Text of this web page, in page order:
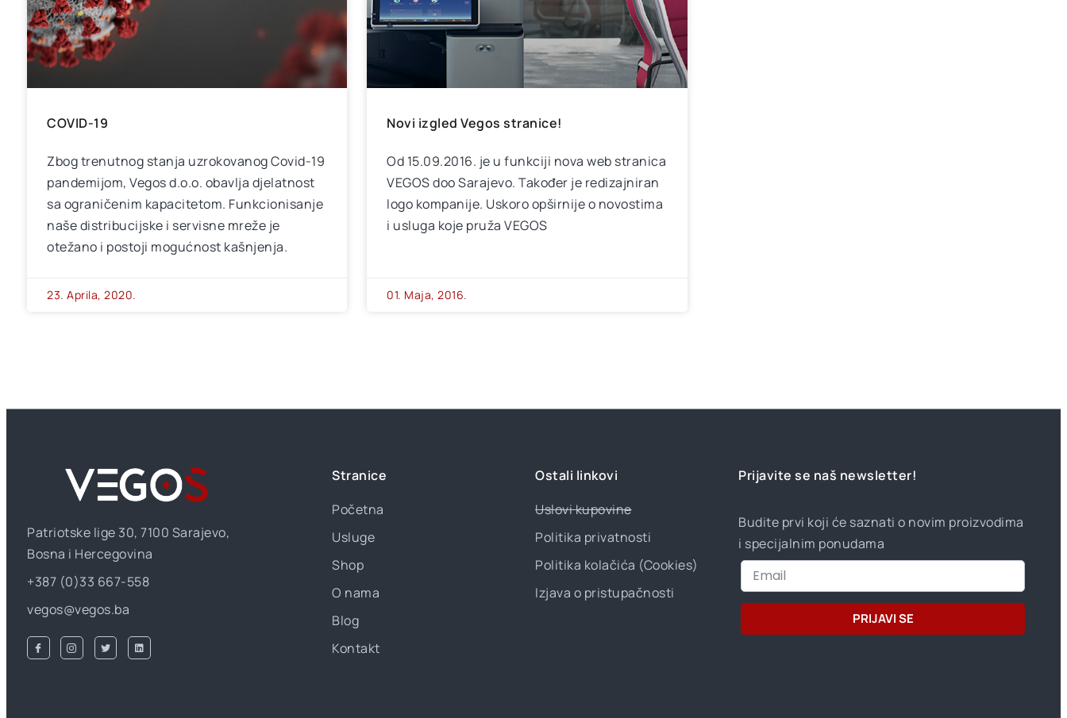
COVID-19
Zbog trenutnog stanja uzrokovanog Covid-19
pandemijom, Vegos d.o.o. obavlja djelatnost
sa ograničenim kapacitetom. Funkcionisanje
naše distribucijske i servisne mreže je
otežano i postoji mogućnost kašnjenja.
23. Aprila, 2020.
Novi izgled Vegos stranice!
Od 15.09.2016. je u funkciji nova web stranica
VEGOS doo Sarajevo. Također je redizajniran
logo kompanije. Uskoro opširnije o novostima
i usluga koje pruža VEGOS
01. Maja, 2016.
Patriotske lige 30, 7100 Sarajevo,
Bosna i Hercegovina
+387 (0)33 667-558
vegos@vegos.ba
Stranice
Početna
Usluge
Shop
O nama
Blog
Kontakt
Ostali linkovi
Uslovi kupovine
Politika privatnosti
Politika kolačića (Cookies)
Izjava o pristupačnosti
Prijavite se naš newsletter!
Budite prvi koji će saznati o novim proizvodima
i specijalnim ponudama
PRIJAVI SE